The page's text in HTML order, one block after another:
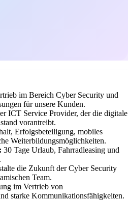
im Bereich Cyber Security und
für unsere Kunden.
ICT Service Provider, der die digitale
vorantreibt.
Erfolgsbeteiligung, mobiles
Weiterbildungsmöglichkeiten.
30 Tage Urlaub, Fahrradleasing und
die Zukunft der Cyber Security
Team.
im Vertrieb von
starke Kommunikationsfähigkeiten.